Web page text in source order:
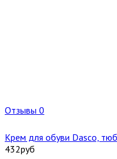
Отзывы 0
Крем для обуви Dasco,
432руб